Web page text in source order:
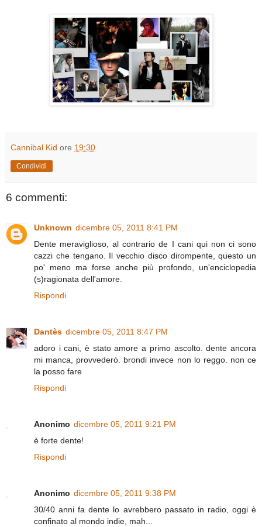
Cannibal Kid ore 19:30
Condividi
6 commenti:
Unknown dicembre 05, 2011 8:41 PM
Dente meraviglioso, al contrario de I cani qui non ci sono
cazzi che tengano. Il vecchio disco dirompente, questo un
po' meno ma forse anche più profondo, un'enciclopedia
(s)ragionata dell'amore.
Rispondi
Dantès dicembre 05, 2011 8:47 PM
adoro i cani, è stato amore a primo ascolto. dente ancora
mi manca, provvederò. brondi invece non lo reggo. non ce
la posso fare
Rispondi
Anonimo dicembre 05, 2011 9:21 PM
è forte dente!
Rispondi
Anonimo dicembre 05, 2011 9:38 PM
30/40 anni fa dente lo avrebbero passato in radio, oggi è
confinato al mondo indie, mah...